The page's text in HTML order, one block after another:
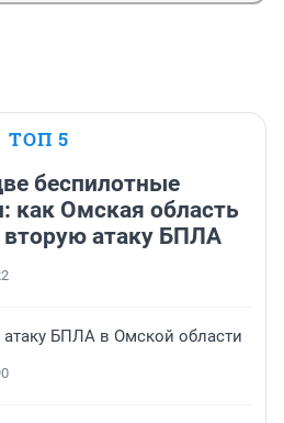
ТОП 5
беспилотные
как Омская область
атаку БПЛА
БПЛА в Омской области